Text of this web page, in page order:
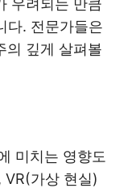
우려되는 만큼
다. 전문가들은
의 깊게 살펴볼
미치는 영향도
VR(가상 현실)